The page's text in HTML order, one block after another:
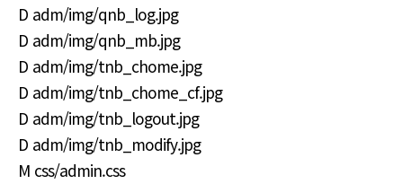
D adm/img/qnb_log.jpg
D adm/img/qnb_mb.jpg
D adm/img/tnb_chome.jpg
D adm/img/tnb_chome_cf.jpg
D adm/img/tnb_logout.jpg
D adm/img/tnb_modify.jpg
M css/admin.css